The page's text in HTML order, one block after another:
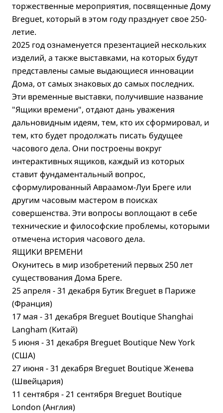
торжественные мероприятия, посвященные Дому
Breguet, который в этом году празднует свое 250-
летие.
2025 год ознаменуется презентацией нескольких
изделий, а также выставками, на которых будут
представлены самые выдающиеся инновации
Дома, от самых знаковых до самых последних.
Эти временные выставки, получившие название
"Ящики времени", отдают дань уважения
дальновидным идеям, тем, кто их сформировал, и
тем, кто будет продолжать писать будущее
часового дела. Они построены вокруг
интерактивных ящиков, каждый из которых
ставит фундаментальный вопрос,
сформулированный Авраамом-Луи Бреге или
другим часовым мастером в поисках
совершенства. Эти вопросы воплощают в себе
технические и философские проблемы, которыми
отмечена история часового дела.
ЯЩИКИ ВРЕМЕНИ
Окунитесь в мир изобретений первых 250 лет
существования Дома Бреге.
25 апреля - 31 декабря Бутик Breguet в Париже
(Франция)
17 мая - 31 декабря Breguet Boutique Shanghai
Langham (Китай)
5 июня - 31 декабря Breguet Boutique New York
(США)
27 июня - 31 декабря Breguet Boutique Женева
(Швейцария)
11 сентября - 21 сентября Breguet Boutique
London (Англия)